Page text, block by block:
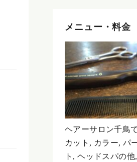
メニュー・料金
ヘアーサロン千鳥
カット, カラー, パ
ト, ヘッドスパの他,